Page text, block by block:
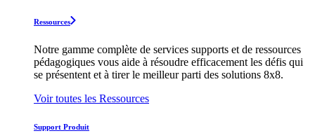
Ressources
Notre gamme complète de services supports et de ressources
pédagogiques vous aide à résoudre efficacement les défis qui
se présentent et à tirer le meilleur parti des solutions 8x8.
Voir toutes les Ressources
Support Produit